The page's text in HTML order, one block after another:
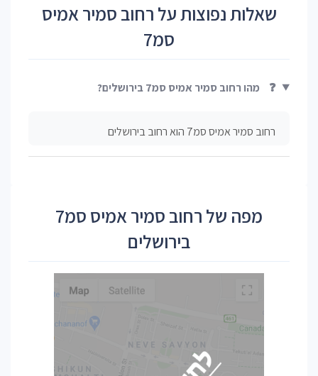
שאלות נפוצות על רחוב סמיר אמיס
סמ7
❓ מהו רחוב סמיר אמיס סמ7 בירושלים?
רחוב סמיר אמיס סמ7 הוא רחוב בירושלים
מפה של רחוב סמיר אמיס סמ7
בירושלים